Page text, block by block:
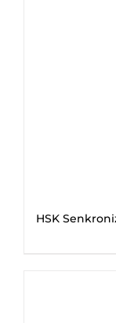
HSK